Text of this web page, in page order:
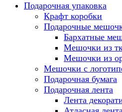
Подарочная упаковка
Крафт коробки
Подарочные
Бархатные
Мешочки из
Мешочки из
Мешочки с
Подарочная бумага
Подарочная лента
Лента